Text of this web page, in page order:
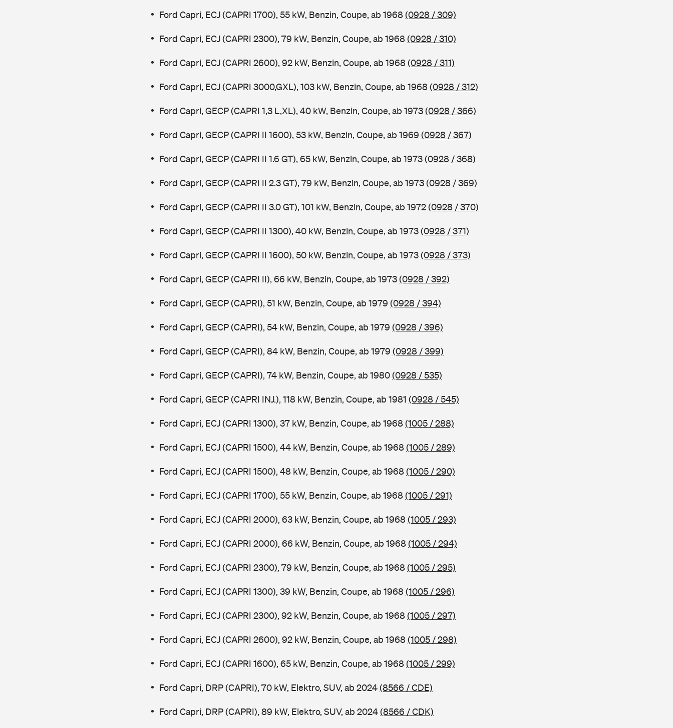
Ford Capri, ECJ (CAPRI 1700), 55 kW, Benzin, Coupe, ab 1968(0928 / 309)
Ford Capri, ECJ (CAPRI 2300), 79 kW, Benzin, Coupe, ab 1968(0928 / 310)
Ford Capri, ECJ (CAPRI 2600), 92 kW, Benzin, Coupe, ab 1968(0928 / 311)
Ford Capri, ECJ (CAPRI 3000,GXL), 103 kW, Benzin, Coupe, ab 1968(0928 / 312)
Ford Capri, GECP (CAPRI 1,3 L,XL), 40 kW, Benzin, Coupe, ab 1973(0928 / 366)
Ford Capri, GECP (CAPRI II 1600), 53 kW, Benzin, Coupe, ab 1969 (0928 / 367)
Ford Capri, GECP (CAPRI II 1.6 GT), 65 kW, Benzin, Coupe, ab 1973(0928 / 368)
Ford Capri, GECP (CAPRI II 2.3 GT), 79 kW, Benzin, Coupe, ab 1973(0928 / 369)
Ford Capri, GECP (CAPRI II 3.0 GT), 101 kW, Benzin, Coupe, ab 1972(0928 / 370)
Ford Capri, GECP (CAPRI II 1300), 40 kW, Benzin, Coupe, ab 1973(0928 / 371)
Ford Capri, GECP (CAPRI II 1600), 50 kW, Benzin, Coupe, ab 1973(0928 / 373)
Ford Capri, GECP (CAPRI II), 66 kW, Benzin, Coupe, ab 1973(0928 / 392)
Ford Capri, GECP (CAPRI), 51 kW, Benzin, Coupe, ab 1979 (0928 / 394)
Ford Capri, GECP (CAPRI), 54 kW, Benzin, Coupe, ab 1979 (0928 / 396)
Ford Capri, GECP (CAPRI), 84 kW, Benzin, Coupe, ab 1979 (0928 / 399)
Ford Capri, GECP (CAPRI), 74 kW, Benzin, Coupe, ab 1980(0928 / 535)
Ford Capri, GECP (CAPRI INJ.), 118 kW, Benzin, Coupe, ab 1981 (0928 / 545)
Ford Capri, ECJ (CAPRI 1300), 37 kW, Benzin, Coupe, ab 1968(1005 / 288)
Ford Capri, ECJ (CAPRI 1500), 44 kW, Benzin, Coupe, ab 1968(1005 / 289)
Ford Capri, ECJ (CAPRI 1500), 48 kW, Benzin, Coupe, ab 1968(1005 / 290)
Ford Capri, ECJ (CAPRI 1700), 55 kW, Benzin, Coupe, ab 1968(1005 / 291)
Ford Capri, ECJ (CAPRI 2000), 63 kW, Benzin, Coupe, ab 1968(1005 / 293)
Ford Capri, ECJ (CAPRI 2000), 66 kW, Benzin, Coupe, ab 1968(1005 / 294)
Ford Capri, ECJ (CAPRI 2300), 79 kW, Benzin, Coupe, ab 1968(1005 / 295)
Ford Capri, ECJ (CAPRI 1300), 39 kW, Benzin, Coupe, ab 1968(1005 / 296)
Ford Capri, ECJ (CAPRI 2300), 92 kW, Benzin, Coupe, ab 1968(1005 / 297)
Ford Capri, ECJ (CAPRI 2600), 92 kW, Benzin, Coupe, ab 1968(1005 / 298)
Ford Capri, ECJ (CAPRI 1600), 65 kW, Benzin, Coupe, ab 1968(1005 / 299)
Ford Capri, DRP (CAPRI), 70 kW, Elektro, SUV, ab 2024(8566 / CDE)
Ford Capri, DRP (CAPRI), 89 kW, Elektro, SUV, ab 2024(8566 / CDK)